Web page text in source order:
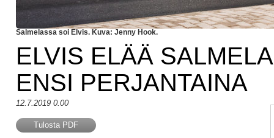
Salmelassa soi Elvis. Kuva: Jenny Hook.
ELVIS ELÄÄ
ENSI PERJANTAINA
12.7.2019 0.00
Tulosta PDF